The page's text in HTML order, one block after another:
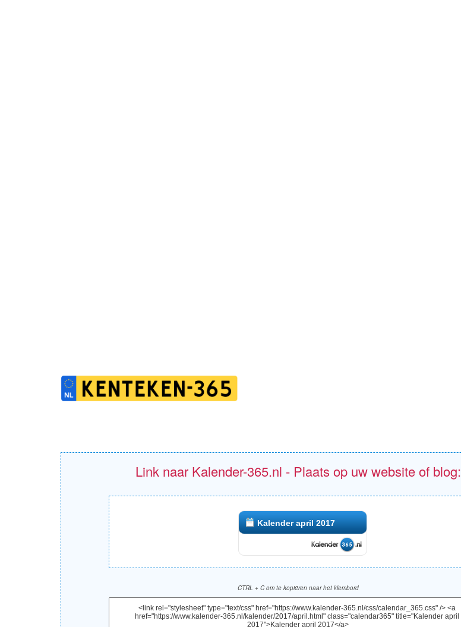
Link naar Kalender-365.nl - Plaats op uw website of blog:
Kalender april 2017
CTRL + C om te kopiëren naar het klembord